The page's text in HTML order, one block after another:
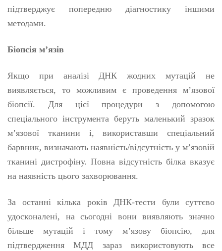
підтверджує попередню діагностику іншими
методами.
Біопсія м’язів
Якщо при аналізі ДНК жодних мутацій не
виявляється, то можливим є проведення м’язової
біопсії. Для цієї процедури з допомогою
спеціального інструмента беруть маленький зразок
м’язової тканини і, використавши спеціальний
барвник, визначають наявність/відсутність у м’язовій
тканині дистрофіну. Повна відсутність білка вказує
на наявність цього захворювання.
За останні кілька років ДНК-тести були суттєво
удосконалені, на сьогодні вони виявляють значно
більше мутацій і тому м’язову біопсію, для
підтвердження МДД зараз використовують все